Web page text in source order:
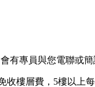
有專員與您電聯或簡
樓層費，5樓以上